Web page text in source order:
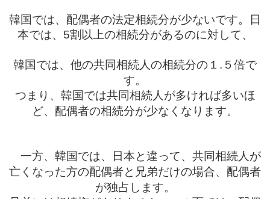
韓国では、 配偶者の法定相続分が少ないです。
日
本では、 5割以上の相続分があるのに対して、
韓国では、 他の共同相続人の相続分の １ . ５倍で
す。
つまり 、 韓国では共同相続人が多ければ多いほ
ど、 配偶者の相続分が少なくなります。
一方、 韓国では、 日本と違って、 共同相続人が
亡 くなった方の配偶者と 兄弟だけの場合、 配偶者
が独占 します。